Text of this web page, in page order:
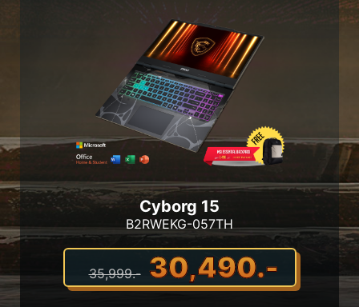
Cyborg 15
B2RWEKG-057TH
35,999.- 30,490.-